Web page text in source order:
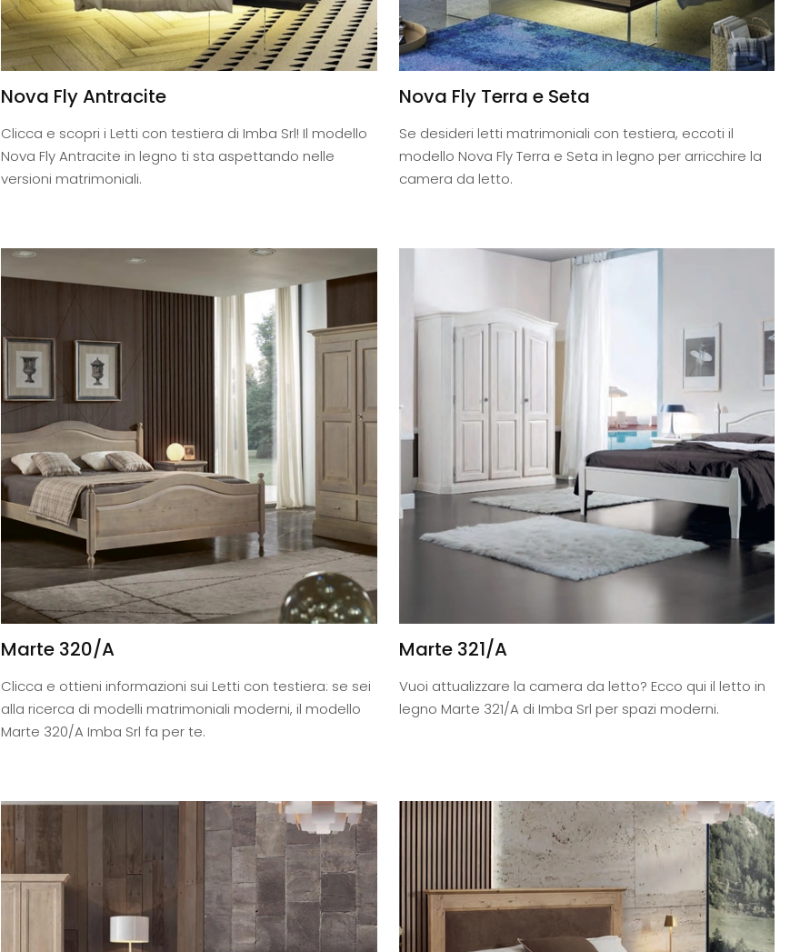
Nova Fly Antracite
Clicca e scopri i Letti con testiera di Imba Srl! Il modello
Nova Fly Antracite in legno ti sta aspettando nelle
versioni matrimoniali.
Nova Fly Terra e Seta
Se desideri letti matrimoniali con testiera, eccoti il
modello Nova Fly Terra e Seta in legno per arricchire la
camera da letto.
Marte 320/A
Clicca e ottieni informazioni sui Letti con testiera: se sei
alla ricerca di modelli matrimoniali moderni, il modello
Marte 320/A Imba Srl fa per te.
Marte 321/A
Vuoi attualizzare la camera da letto? Ecco qui il letto in
legno Marte 321/A di Imba Srl per spazi moderni.